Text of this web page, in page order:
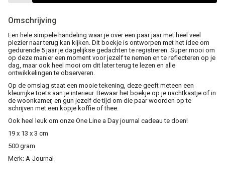
Omschrijving
Een hele simpele handeling waar je over een paar jaar met heel veel
plezier naar terug kan kijken. Dit boekje is ontworpen met het idee om
gedurende 5 jaar je dagelijkse gedachten te registreren. Super mooi om
op deze manier een moment voor jezelf te nemen en te reflecteren op je
dag, maar ook heel mooi om dit later terug te lezen en alle
ontwikkelingen te observeren.
Op de omslag staat een mooie tekening, deze geeft meteen een
kleurrijke toets aan je interieur. Bewaar het boekje op je nachtkastje of in
de woonkamer, en gun jezelf de tijd om die paar woorden op te
schrijven met een kopje koffie of thee.
Ook heel leuk om onze One Line a Day journal cadeau te doen!
19 x 13 x 3 cm
500 gram
Merk: A-Journal